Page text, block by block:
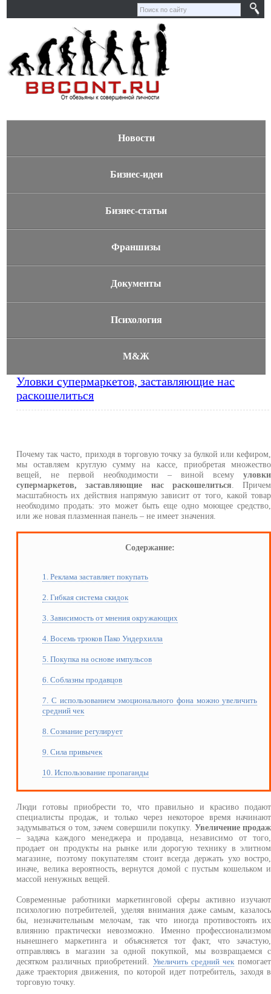
Новости
Бизнес-идеи
Бизнес-статьи
Франшизы
Документы
Психология
М&Ж
Уловки супермаркетов, заставляющие нас
раскошелиться
Почему так часто, приходя в торговую точку за булкой или кефиром,
мы оставляем круглую сумму на кассе, приобретая множество
вещей, не первой необходимости – виной всемууловки
супермаркетов, заставляющие нас раскошелиться. Причем
масштабность их действия напрямую зависит от того, какой товар
необходимо продать: это может быть еще одно моющее средство,
или же новая плазменная панель – не имеет значения.
Содержание:
1. Реклама заставляет покупать
2. Гибкая система скидок
3. Зависимость от мнения окружающих
4. Восемь трюков Пако Ундерхилла
5. Покупка на основе импульсов
6. Соблазны продавцов
7. С использованием эмоционального фона можно увеличить
средний чек
8. Сознание регулирует
9. Сила привычек
10. Использование пропаганды
Люди готовы приобрести то, что правильно и красиво подают
специалисты продаж, и только через некоторое время начинают
задумываться о том, зачем совершили покупку. Увеличение продаж
– задача каждого менеджера и продавца, независимо от того,
продает он продукты на рынке или дорогую технику в элитном
магазине, поэтому покупателям стоит всегда держать ухо востро,
иначе, велика вероятность, вернутся домой с пустым кошельком и
массой ненужных вещей.
Современные работники маркетинговой сферы активно изучают
психологию потребителей, уделяя внимания даже самым, казалось
бы, незначительным мелочам, так что иногда противостоять их
влиянию практически невозможно. Именно профессионализмом
нынешнего маркетинга и объясняется тот факт, что зачастую,
отправляясь в магазин за одной покупкой, мы возвращаемся с
десятком различных приобретений.Увеличить средний чек помогает
даже траектория движения, по которой идет потребитель, заходя в
торговую точку.